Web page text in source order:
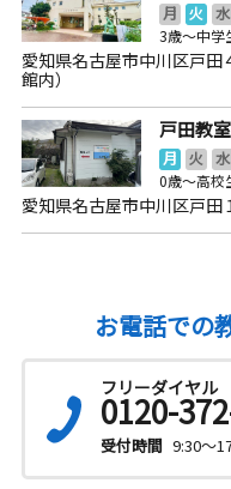
月 火 水
3歳～中学
愛知県名古屋市中川区戸
館内）
戸田教室
月 火 水
0歳～高校
愛知県名古屋市中川区戸田
お電話での
フリーダイヤル
0120-
受付時間 9:30～